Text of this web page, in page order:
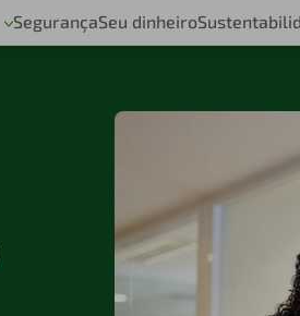
SegurançaSeu dinheiro